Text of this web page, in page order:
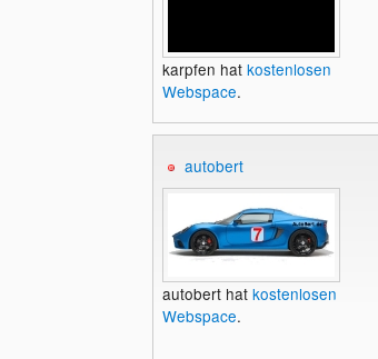
karpfen hat kostenlosen
Webspace.
autobert
autobert hat kostenlosen
Webspace.